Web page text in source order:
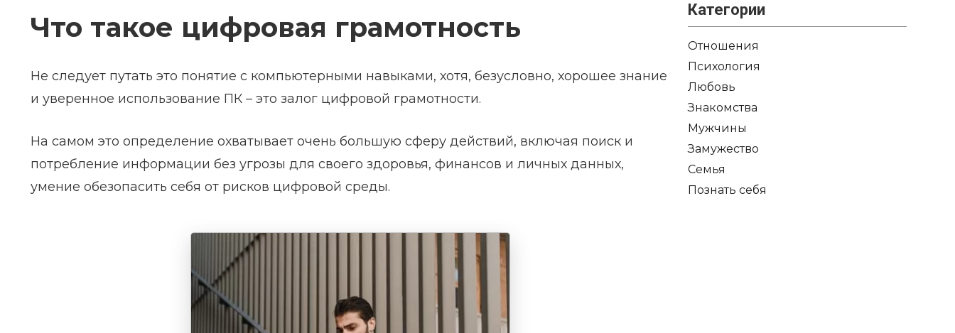
Что такое цифровая грамотность
Не следует путать это понятие с компьютерными навыками, хотя, безусловно, хорошее знание
и уверенное использование ПК – это залог цифровой грамотности.
На самом это определение охватывает очень большую сферу действий, включая поиск и
потребление информации без угрозы для своего здоровья, финансов и личных данных,
умение обезопасить себя от рисков цифровой среды.
Категории
Отношения
Психология
Любовь
Знакомства
Мужчины
Замужество
Семья
Познать себя